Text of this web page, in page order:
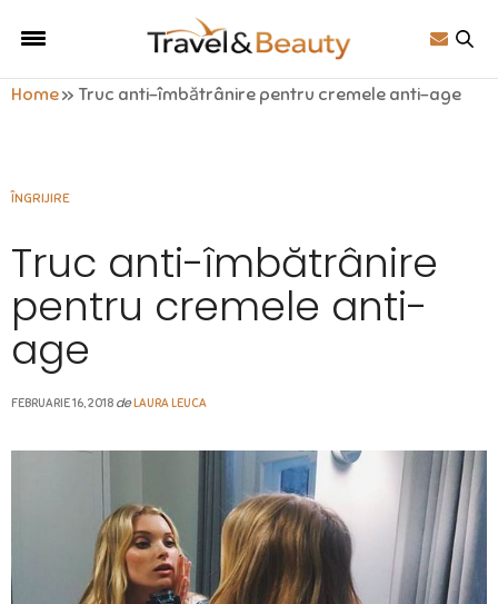
Home» Truc anti-îmbătrânire pentru cremele anti-age
ÎNGRIJIRE
Truc anti-îmbătrânire
pentru cremele anti-
age
FEBRUARIE 16, 2018 deLAURA LEUCA